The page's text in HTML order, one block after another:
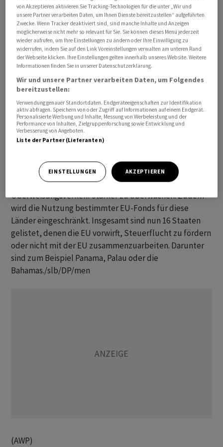
EU-Parlaments. Solange es keine spürbaren
Konsequenzen habe, auf der Liste zu stehen, werde sie
ein Papiertiger bleiben. "Wenn die EU-Finanzminister es
mit dem Kampf gegen Steuertrickserei Ernst meinen,
müssen sie die Liste mit schmerzhaften Sanktionen
Jungferninseln sowie die Marshallinseln auf der
Schwarzen Liste. Gestrichen wurden Nordmazedonien,
Barbados, Jamaika und Uruguay, die laut den EU-
Ländern ihre Verpflichtungen erfolgreich erfüllten.
EU-Mitgliedsländer sind dazu aufgerufen, sich in Bezug
auf die gelisteten Länder zu schützen und etwa den
Überweisungsverkehr stärker zu überwachen. Zudem
wird die Nutzung bestimmter EU-Fonds für diese
Länder eingeschränkt. Insgesamt sind nun 16 Staaten
gelistet, denen die EU vorwirft, Steuerflucht zu fördern
oder nicht mit der EU zusammenzuarbeiten. Darunter
sind zum Beispiel Panama, Palau oder die
Bahamas./slb/DP/men
(AWP)
von Akzeptieren aktivieren Sie Tracking-Technologien für die unter „Wir und
unsere Partner verarbeiten Daten, um Ihnen Dienste bereitzustellen“ aufgeführten
Zwecke. Wenn Tracker deaktiviert sind, sind manche Inhalte und Anzeigen
möglicherweise nicht mehr so relevant für Sie. Sie können dieses Menü jederzeit
wieder aufrufen, um Ihre Einstellungen zu ändern oder Ihre Einwilligung zu
widerrufen, indem Sie auf den Link Voreinstellungen verwalten am unteren Rand
der Webseite klicken. Ihre Einstellungen gelten innerhalb unseres Website. Weitere
Informationen finden Sie in unserer Datenschutzerklärung.
Wir und unsere Partner verarbeiten Daten, um Folgendes
bereitzustellen:
Verwendung genauer Standortdaten. Endgeräteeigenschaften zur Identifikation
aktiv abfragen. Speichern von oder Zugriff auf Informationen auf einem Endgerät.
Personalisierte Werbung und Inhalte, Messung von Werbeleistung und der
Performance von Inhalten, Zielgruppenforschung sowie Entwicklung und
Verbesserung von Angeboten.
Liste der Partner (Lieferanten)
EINSTELLUNGEN AKZEPTIEREN